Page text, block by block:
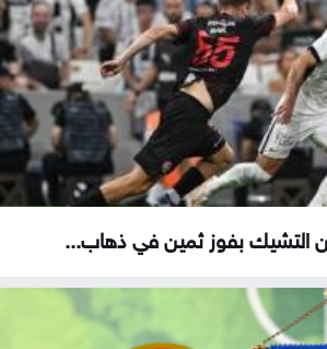
بفوز ثمين في ذهاب...